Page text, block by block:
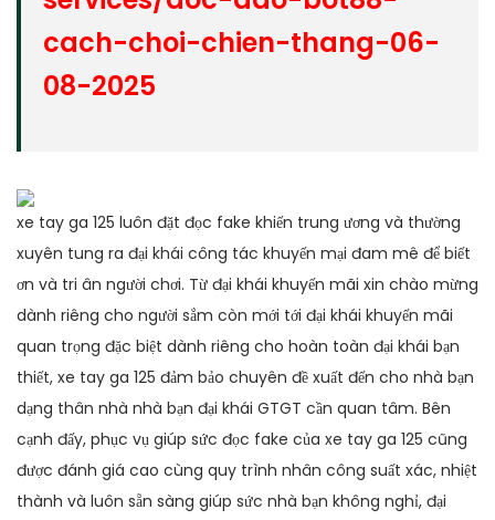
cach-choi-chien-thang-06-
08-2025
xe tay ga 125 luôn đặt đọc fake khiến trung ương và thường
xuyên tung ra đại khái công tác khuyến mại đam mê để biết
ơn và tri ân người chơi. Từ đại khái khuyến mãi xin chào mừng
dành riêng cho người sắm còn mới tới đại khái khuyến mãi
quan trọng đặc biệt dành riêng cho hoàn toàn đại khái bạn
thiết, xe tay ga 125 đảm bảo chuyên đề xuất đến cho nhà bạn
dạng thân nhà nhà bạn đại khái GTGT cần quan tâm. Bên
cạnh đấy, phục vụ giúp sức đọc fake của xe tay ga 125 cũng
được đánh giá cao cùng quy trình nhân công suất xác, nhiệt
thành và luôn sẵn sàng giúp sức nhà bạn không nghỉ, đại